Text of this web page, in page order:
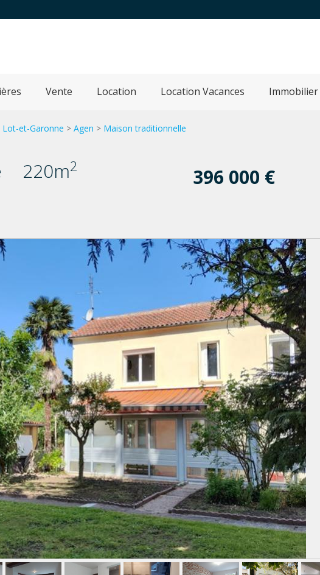
Vente Location Location Vacances Immobilier
Lot-et-Garonne > Agen > Maison traditionnelle
220m2 396 000 €